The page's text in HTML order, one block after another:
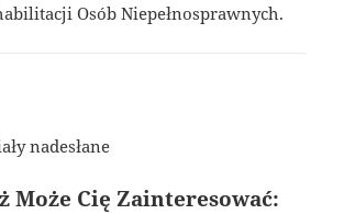
Osób Niepełnosprawnych.
nadesłane
Może Cię Zainteresować: